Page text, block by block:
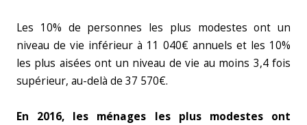
Les 10% de personnes les plus modestes ont un
niveau de vie inférieur à 11 040€ annuels et les 10%
les plus aisées ont un niveau de vie au moins 3,4 fois
supérieur, au-delà de 37 570€.
En 2016, les ménages les plus modestes ont